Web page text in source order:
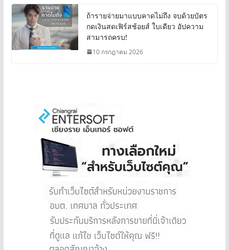
ถ้ารายจ่ายมาแบบคาดไม่ถึง จบด้วยบัตร
กดเงินสดเฟิร์สช้อยส์ ใบเดียว อัปความ
สามารถครบ!
10 กรกฎาคม 2026